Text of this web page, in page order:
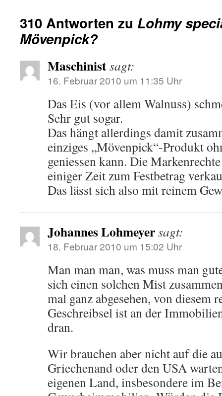
310 Antworten zu Lohmy
Mövenpick?
Maschinistsagt:
16. Februar 2010 um 11:35 Uhr
Das Eis (vor allem Walnuss)
Sehr gut sogar.
Das hängt allerdings damit
einziges „Mövenpick“-Produkt
geniessen kann. Die
einiger Zeit zum Festbetrag
Das lässt sich also mit reinem
Johannes Lohmeyersagt:
18. Februar 2010 um 15:02 Uhr
Man man man, was muss man
sich einen solchen Mist
mal ganz abgesehen, von diesem
Geschreibsel ist an der
dran.
Wir brauchen aber nicht auf die
Griechenand oder den USA
eigenen Land, insbesondere im